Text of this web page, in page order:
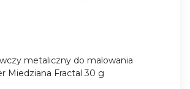
metaliczny do malowania
Miedziana Fractal 30 g